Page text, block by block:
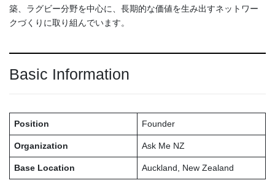
築、ラグビー分野を中心に、長期的な価値を生み出すネットワー
クづくりに取り組んでいます。
Basic Information
Position Founder
Organization Ask Me NZ
Base Location Auckland, New Zealand